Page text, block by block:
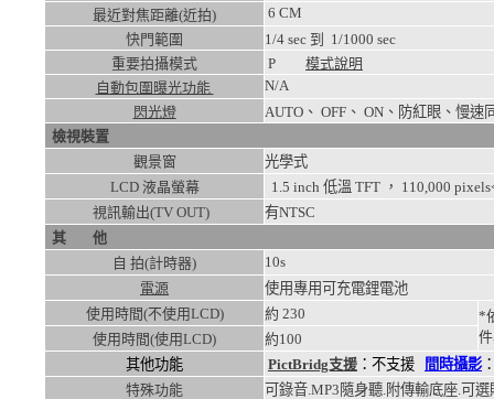
最近對焦距離(近拍)
6 CM
快門範圍
1/4 sec 到 1/1000 sec
重要拍攝模式
P
模式說明
自動包圍曝光功能
N/A
閃光燈
AUTO、 OFF、 ON、防紅眼、
檢視裝置
觀景窗
光學式
LCD 液晶螢幕
1.5 inch 低溫 TFT ， 110,000
視訊輸出(TV OUT)
有NTSC
其 他
自 拍(計時器)
10s
電源
使用專用可充電鋰電池
使用時間(不使用LCD)
約 230
*
使用時間(使用LCD) 約100
其他功能
PictBridg支援 ：不支援 間時攝影
特殊功能
可錄音.MP3隨身聽.附傳輸底座.可選